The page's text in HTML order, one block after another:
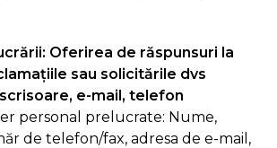
Oferirea de răspunsuri la
sau solicitările dvs
e-mail, telefon
personal prelucrate: Nume,
de telefon/fax, adresa de e-mail,